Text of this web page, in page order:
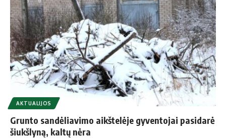
AKTUALIJOS
Grunto sandėliavimo aikštelėje gyventojai pasidarė
šiukšlyną, kaltų nėra